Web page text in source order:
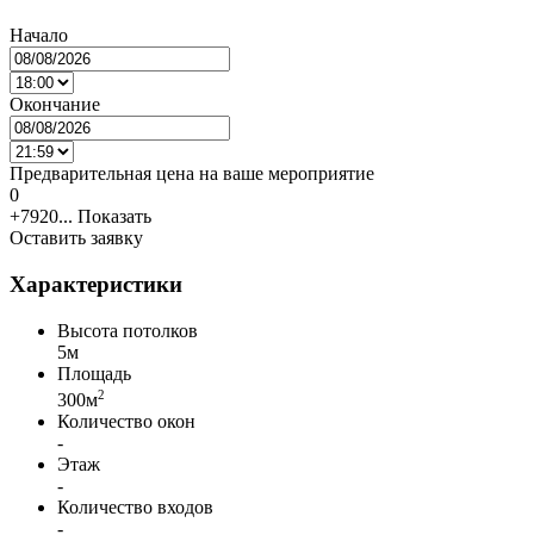
Начало
Окончание
Предварительная цена на ваше мероприятие
0
+7920... Показать
Оставить заявку
Характеристики
Высота потолков
5м
Площадь
300м2
Количество окон
-
Этаж
-
Количество входов
-